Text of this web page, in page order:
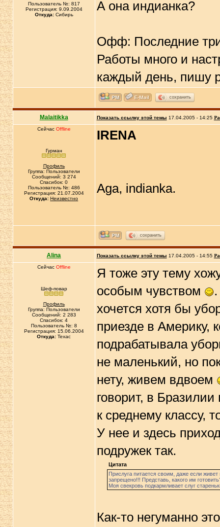
Пользователь №: 817
Регистрация: 9.09.2004
Откуда:Сибирь
А она индианка?
Офф: Последние
Работы много и
каждый день, пишу
сохранить
Malaitikka Показать ссылку этой темы 17.04.2005 - 14:25
Сейчас Offline
Гурман
Профиль
Группа: Пользователи
Сообщений: 3 274
Спасибок: 0
Пользователь №: 486
Регистрация: 21.07.2004
Откуда: Неизвестно
IRENA
Aga, indianka.
сохранить
Alina Показать ссылку этой темы 17.04.2005 - 14:55
Сейчас Offline
Шеф-повар
Профиль
Группа: Пользователи
Сообщений: 2 283
Спасибок: 4
Пользователь №: 8
Регистрация: 15.06.2004
Откуда: Техас
Я тоже эту тему
особым чувством
хочется хотя бы
приезде в Америку,
подрабатывала
не маленький, но
нету, живем вдвоем
говорит, в
к среднему классу,
У нее и здесь
подружек так.
Цитата
Прислуга питается своим, даже если
запрещено!!! Представь, какого им
Моя свекровь подкармливает слуг
Как-то негуманно